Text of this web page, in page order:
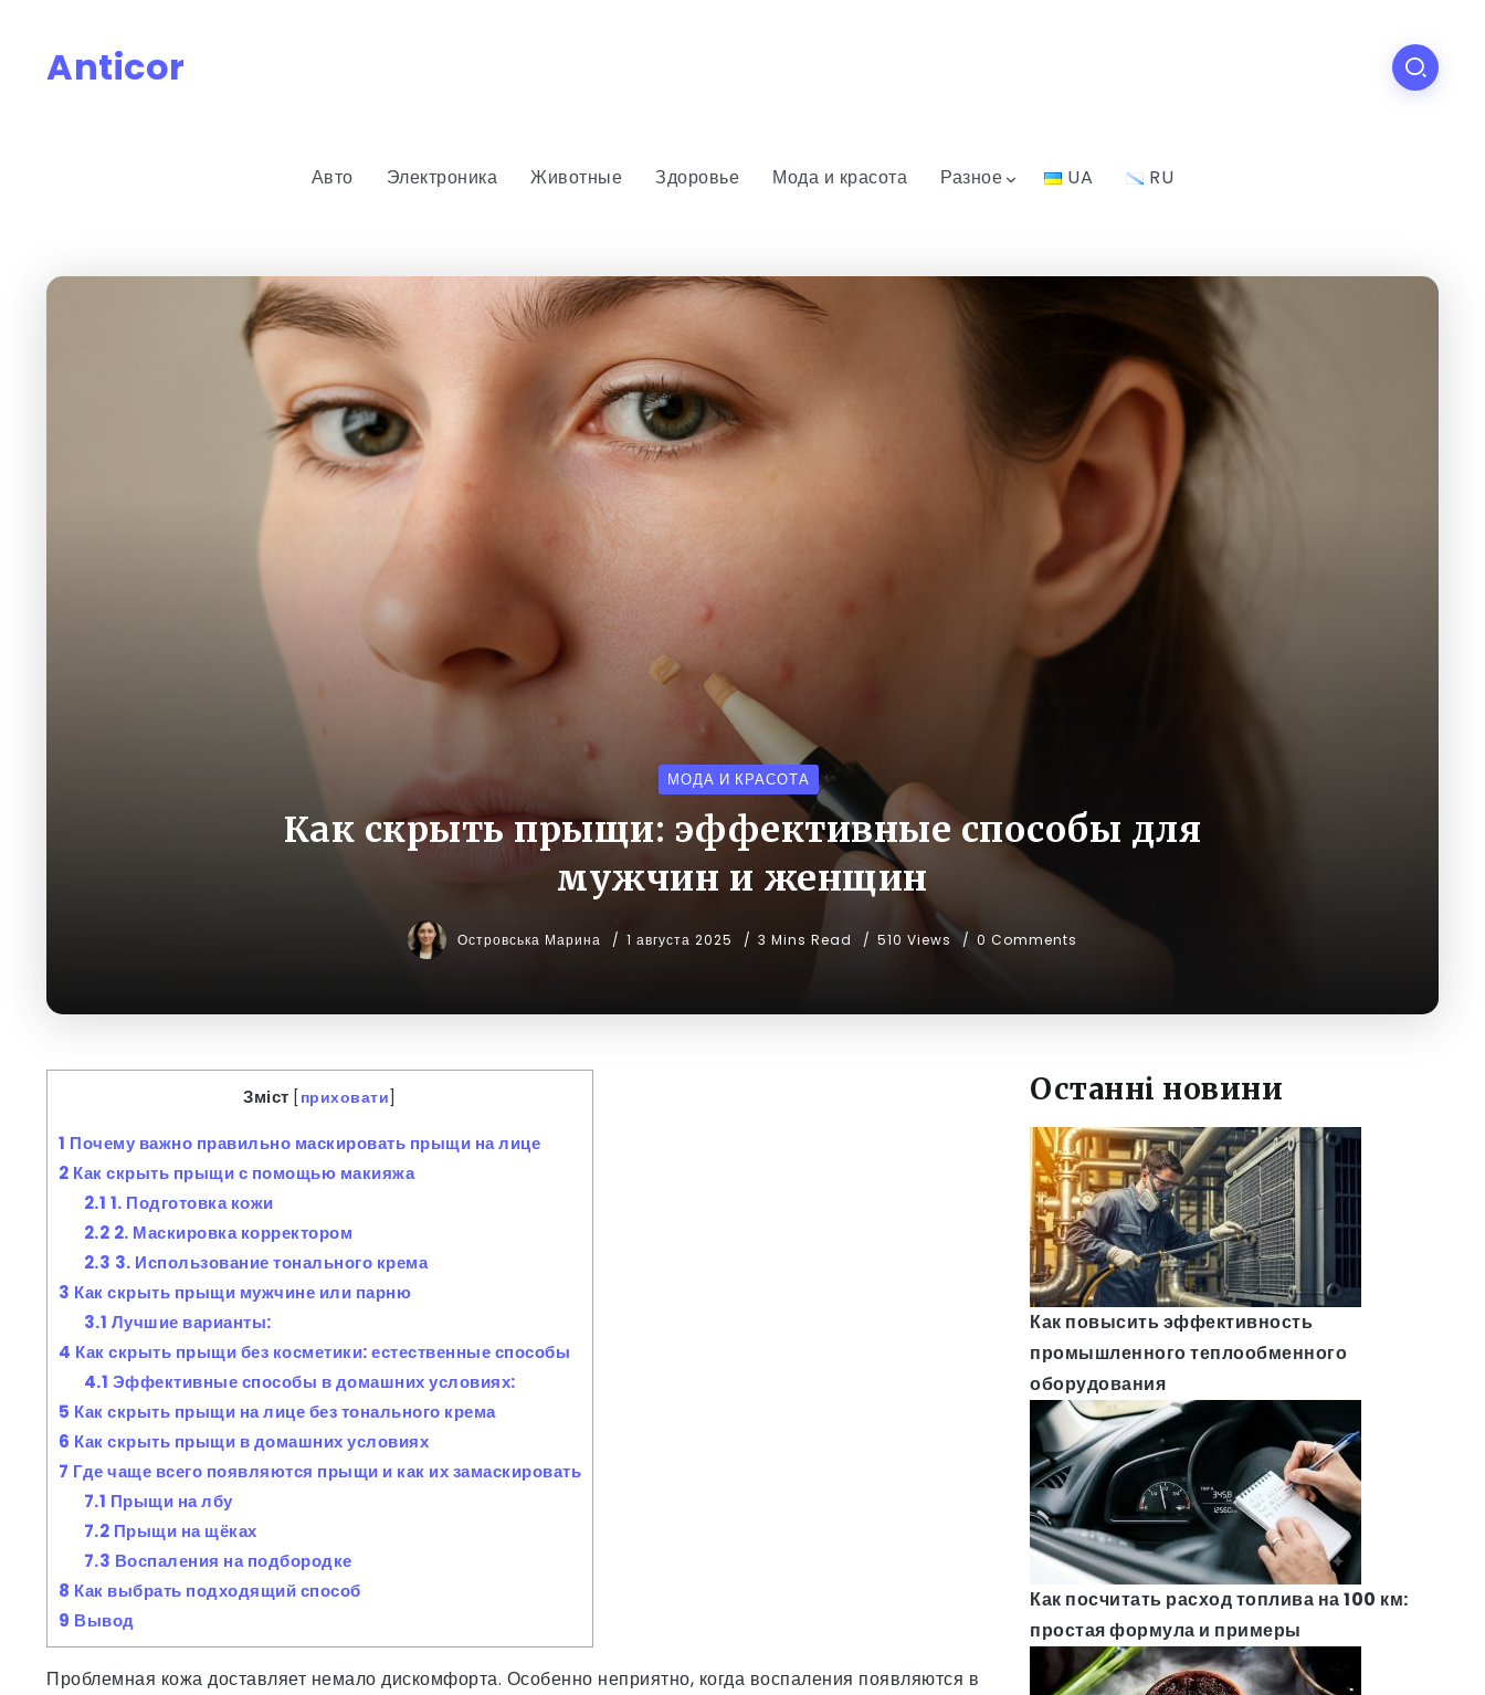
Anticor
Авто Электроника Животные Здоровье Мода и красота Разное UA RU
МОДА И КРАСОТА
Как скрыть прыщи: эффективные способы для
мужчин и женщин
Островська Марина 1 августа 2025 3 Mins Read 510 Views 0 Comments
Зміст [ приховати]
1 Почему важно правильно маскировать прыщи на лице
2 Как скрыть прыщи с помощью макияжа
2.1 1. Подготовка кожи
2.2 2. Маскировка корректором
2.3 3. Использование тонального крема
3 Как скрыть прыщи мужчине или парню
3.1 Лучшие варианты:
4 Как скрыть прыщи без косметики: естественные способы
4.1 Эффективные способы в домашних условиях:
5 Как скрыть прыщи на лице без тонального крема
6 Как скрыть прыщи в домашних условиях
7 Где чаще всего появляются прыщи и как их замаскировать
7.1 Прыщи на лбу
7.2 Прыщи на щёках
7.3 Воспаления на подбородке
8 Как выбрать подходящий способ
9 Вывод
Проблемная кожа доставляет немало дискомфорта. Особенно неприятно, когда воспаления появляются в
Останні новини
Как повысить эффективность
промышленного теплообменного
оборудования
Как посчитать расход топлива на 100 км:
простая формула и примеры